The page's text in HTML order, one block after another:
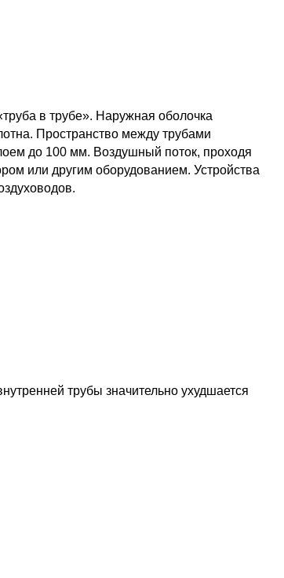
в трубе». Наружная оболочка
Пространство между трубами
до 100 мм. Воздушный поток, проходя
или другим оборудованием. Устройства
трубы значительно ухудшается